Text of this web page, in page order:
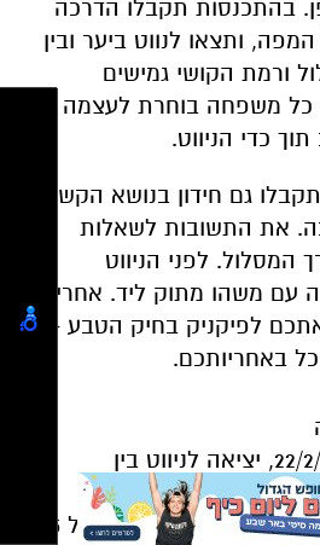
כדי הניווט.
גם חידון בנושא הקשור
את התשובות לשאלות
לפני הניווט
לפיקניק בחיק הטבע –
באחריותכם.
שבת, 22/2/2020, יציאה לניווט בין
מראש
בטלפון 077-
נוחות להליכה, מים, כובע